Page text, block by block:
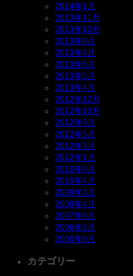
2014年1月
2013年11月
2013年10月
2013年9月
2013年8月
2013年6月
2013年5月
2013年4月
2012年12月
2012年10月
2012年9月
2012年5月
2012年3月
2012年1月
2010年9月
2010年4月
2009年3月
2008年4月
2007年6月
2006年8月
2000年9月
カテゴリー